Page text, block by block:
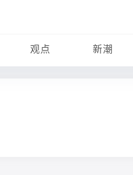
观点 新潮